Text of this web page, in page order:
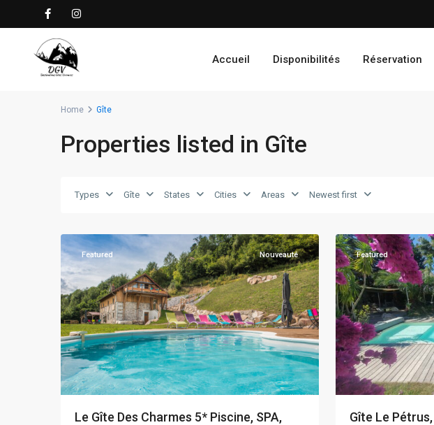
Accueil Disponibilités Réservation
Home Gîte
Properties listed in Gîte
Types Gîte States Cities Areas Newest first
Featured Nouveauté
Le Gîte Des Charmes 5* Piscine, SPA,
Featured
Gîte Le